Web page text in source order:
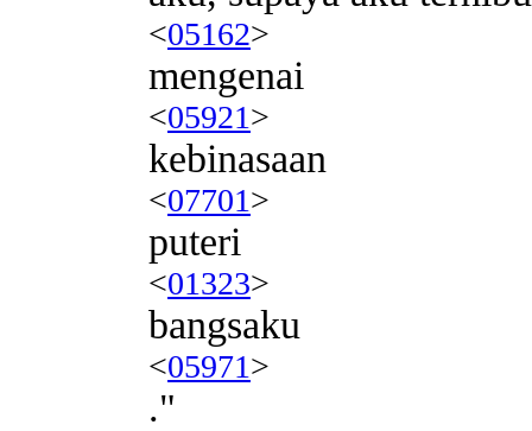
<05162>
mengenai
<05921>
kebinasaan
<07701>
puteri
<01323>
bangsaku
<05971>
."